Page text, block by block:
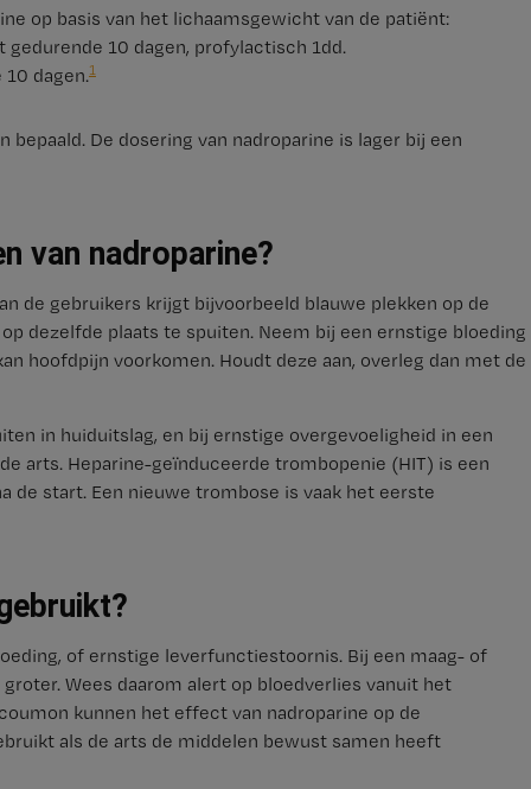
op basis van het lichaamsgewicht van de patiënt:
10 dagen, profylactisch 1dd.
dagen.1
De dosering van nadroparine is lager bij een
van nadroparine?
de gebruikers krijgt bijvoorbeeld blauwe plekken op de
dezelfde plaats te spuiten. Neem bij een ernstige bloeding
hoofdpijn voorkomen. Houdt deze aan, overleg dan met de
in huiduitslag, en bij ernstige overgevoeligheid in een
arts. Heparine-geïnduceerde trombopenie (HIT) is een
de start. Een nieuwe trombose is vaak het eerste
of ernstige leverfunctiestoornis. Bij een maag- of
Wees daarom alert op bloedverlies vanuit het
kunnen het effect van nadroparine op de
als de arts de middelen bewust samen heeft